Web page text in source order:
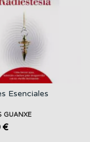
Esenciales
GUANXE
€